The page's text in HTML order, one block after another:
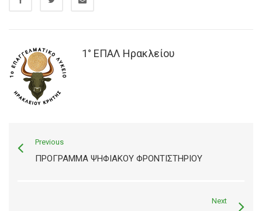
1° ΕΠΑΛ Ηρακλείου
Previous
ΠΡΟΓΡΑΜΜΑ ΨΗΦΙΑΚΟΥ ΦΡΟΝΤΙΣΤΗΡΙΟΥ
Next